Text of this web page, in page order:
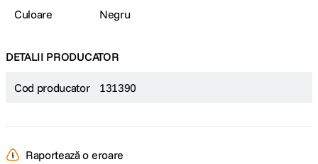
Culoare Negru
DETALII PRODUCATOR
Cod producator 131390
Raportează o eroare